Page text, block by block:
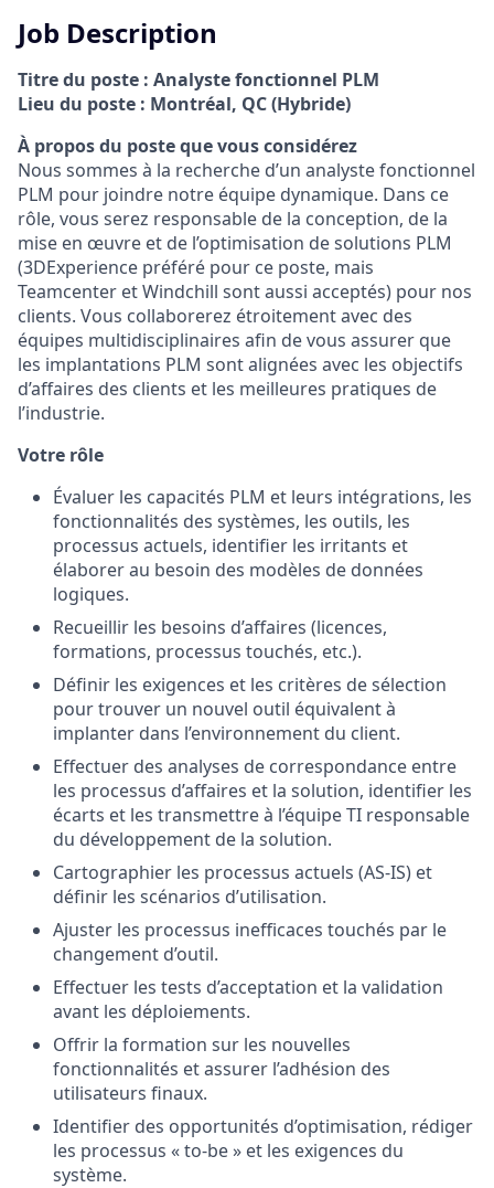
Job Description
Titre du poste : Analyste fonctionnel PLM
Lieu du poste : Montréal, QC (Hybride)
À propos du poste que vous considérez
Nous sommes à la recherche d’un analyste fonctionnel
PLM pour joindre notre équipe dynamique. Dans ce
rôle, vous serez responsable de la conception, de la
mise en œuvre et de l’optimisation de solutions PLM
(3DExperience préféré pour ce poste, mais
Teamcenter et Windchill sont aussi acceptés) pour nos
clients. Vous collaborerez étroitement avec des
équipes multidisciplinaires afin de vous assurer que
les implantations PLM sont alignées avec les objectifs
d’affaires des clients et les meilleures pratiques de
l’industrie.
Votre rôle
Évaluer les capacités PLM et leurs intégrations, les
fonctionnalités des systèmes, les outils, les
processus actuels, identifier les irritants et
élaborer au besoin des modèles de données
logiques.
Recueillir les besoins d’affaires (licences,
formations, processus touchés, etc.).
Définir les exigences et les critères de sélection
pour trouver un nouvel outil équivalent à
implanter dans l’environnement du client.
Effectuer des analyses de correspondance entre
les processus d’affaires et la solution, identifier les
écarts et les transmettre à l’équipe TI responsable
du développement de la solution.
Cartographier les processus actuels (AS-IS) et
définir les scénarios d’utilisation.
Ajuster les processus inefficaces touchés par le
changement d’outil.
Effectuer les tests d’acceptation et la validation
avant les déploiements.
Offrir la formation sur les nouvelles
fonctionnalités et assurer l’adhésion des
utilisateurs finaux.
Identifier des opportunités d’optimisation, rédiger
les processus « to-be » et les exigences du
système.